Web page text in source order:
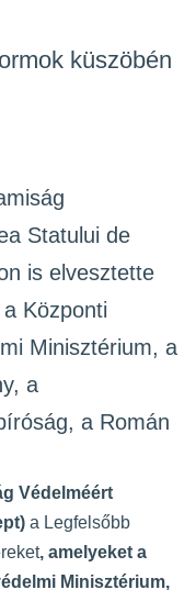
küszöbén
Statului de
is elvesztette
Központi
Minisztérium, a
a
a Román
Védelméért
a Legfelsőbb
, amelyeket a
Minisztérium,